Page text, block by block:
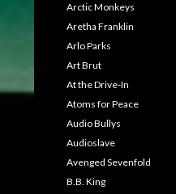
Arctic Monkeys
Aretha Franklin
Arlo Parks
Art Brut
At the Drive-In
Atoms for Peace
Audio Bullys
Audioslave
Avenged Sevenfold
B.B. King